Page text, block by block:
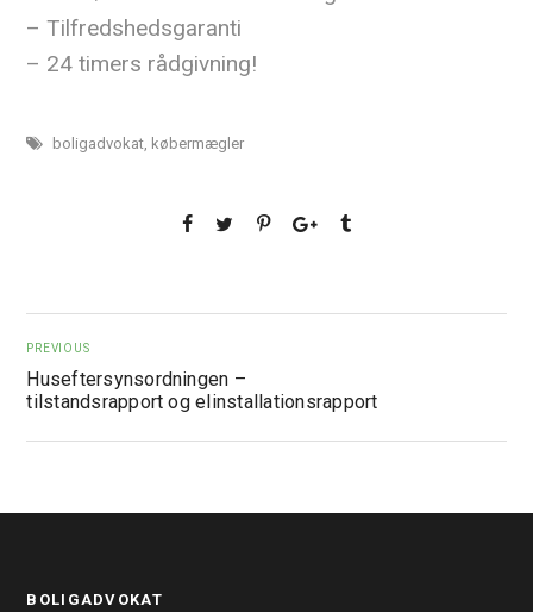
– Tilfredshedsgaranti
– 24 timers rådgivning!
boligadvokat, købermægler
PREVIOUS
Huseftersynsordningen –
tilstandsrapport og elinstallationsrapport
BOLIGADVOKAT